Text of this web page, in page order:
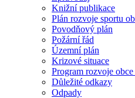
Knižní publikace
Plán rozvoje sportu
Povodňový plán
Požární řád
Územní plán
Krizové situace
Program rozvoje
Důležité odkazy
Odpady